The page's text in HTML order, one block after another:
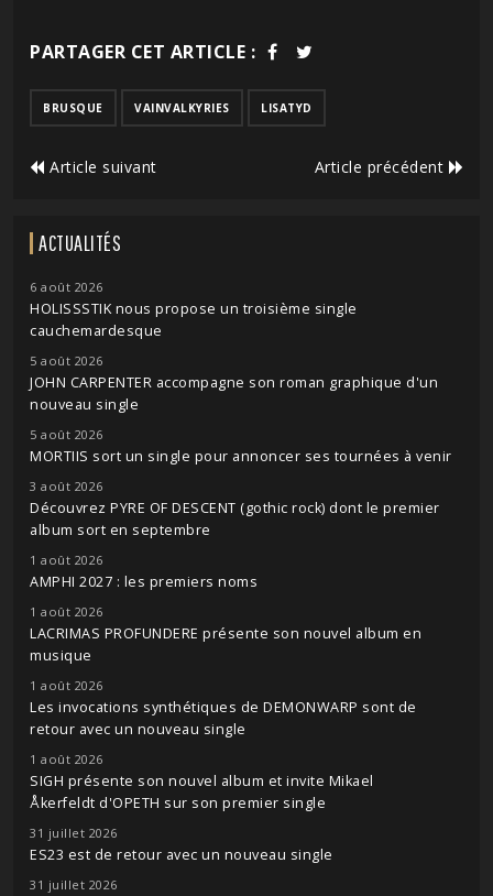
PARTAGER CET ARTICLE :
BRUSQUE VAINVALKYRIES LISATYD
Article suivant Article précédent
ACTUALITÉS
6 août 2026
HOLISSSTIK nous propose un troisième single
cauchemardesque
5 août 2026
JOHN CARPENTER accompagne son roman graphique d'un
nouveau single
5 août 2026
MORTIIS sort un single pour annoncer ses tournées à venir
3 août 2026
Découvrez PYRE OF DESCENT (gothic rock) dont le premier
album sort en septembre
1 août 2026
AMPHI 2027 : les premiers noms
1 août 2026
LACRIMAS PROFUNDERE présente son nouvel album en
musique
1 août 2026
Les invocations synthétiques de DEMONWARP sont de
retour avec un nouveau single
1 août 2026
SIGH présente son nouvel album et invite Mikael
Åkerfeldt d'OPETH sur son premier single
31 juillet 2026
ES23 est de retour avec un nouveau single
31 juillet 2026